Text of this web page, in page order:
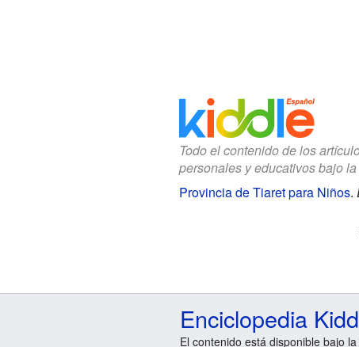
Todo el contenido de los
personales y educativos bajo
Provincia de Tiaret para Niños.
Enciclopedia
El contenido está disponible bajo